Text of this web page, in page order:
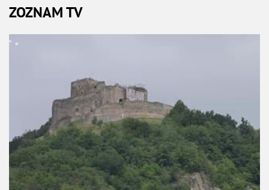
ZOZNAM TV